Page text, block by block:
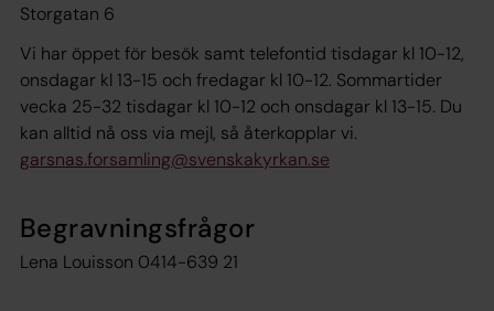
Storgatan 6
Vi har öppet för besök samt telefontid tisdagar kl 10-12,
onsdagar kl 13-15 och fredagar kl 10-12. Sommartider
vecka 25-32 tisdagar kl 10-12 och onsdagar kl 13-15. Du
kan alltid nå oss via mejl, så återkopplar vi.
garsnas.forsamling@svenskakyrkan.se
Begravningsfrågor
Lena Louisson 0414-639 21